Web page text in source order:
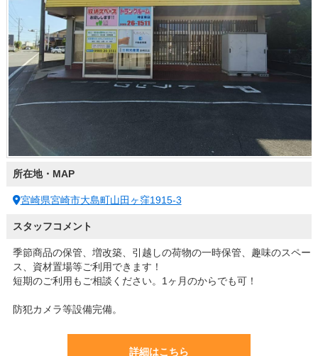
所在地・MAP
宮崎県宮崎市大島町山田ヶ窪1915-3
スタッフコメント
季節商品の保管、増改築、引越しの荷物の一時保管、趣味のスペー
ス、資材置場等ご利用できます！
短期のご利用もご相談ください。1ヶ月のからでも可！
防犯カメラ等設備完備。
詳細はこちら